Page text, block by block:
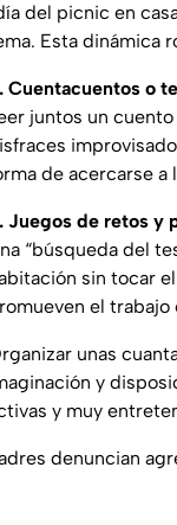
del picnic en
Esta dinámica
Cuentacuentos o
juntos un
de acercarse a
Juegos de retos y
“búsqueda del
sin tocar
el trabajo
unas
y
y muy
denuncian